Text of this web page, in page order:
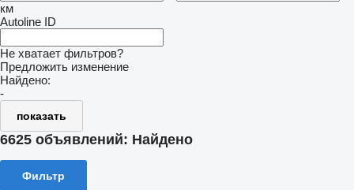
км
Autoline ID
Не хватает фильтров?
Предложить изменение
Найдено:
-
показать
6625 объявлений: Найдено
Фильтр